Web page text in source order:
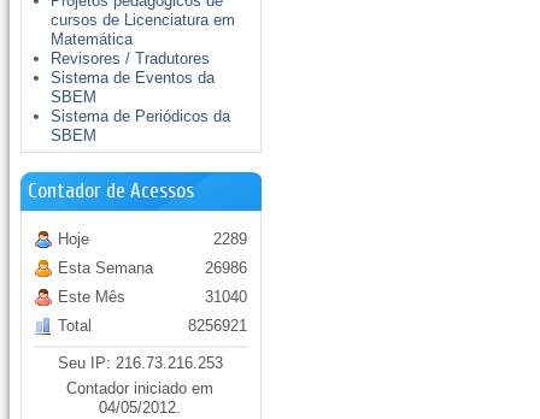
cursos de Licenciatura em
Matemática
Revisores / Tradutores
Sistema de Eventos da
SBEM
Sistema de Periódicos da
SBEM
Contador de Acessos
Hoje
Esta Semana
Este Mês
Total
2289
26986
31040
8256921
Seu IP: 216.73.216.253
Contador iniciado em
04/05/2012.